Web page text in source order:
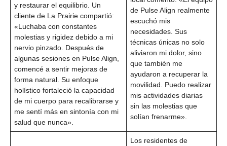
y restaurar el equilibrio. Un
cliente de La Prairie compartió:
«Luchaba con constantes
molestias y rigidez debido a mi
nervio pinzado. Después de
algunas sesiones en Pulse Align,
comencé a sentir mejoras de
forma natural. Su enfoque
holístico fortaleció la capacidad
de mi cuerpo para recalibrarse y
me sentí más en sintonía con mi
salud que nunca».
de Pulse Align realmente
escuchó mis
necesidades. Sus
técnicas únicas no solo
aliviaron mi dolor, sino
que también me
ayudaron a recuperar la
movilidad. Puedo realizar
mis actividades diarias
sin las molestias que
solían frenarme».
Los residentes de